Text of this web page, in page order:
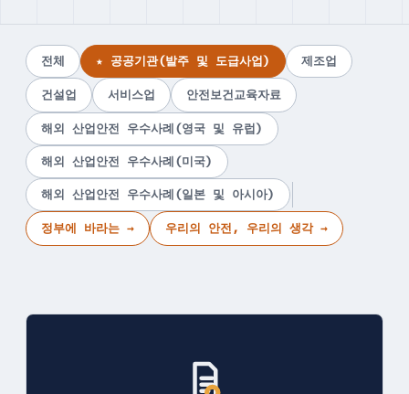
전체 ★ 공공기관(발주 및 도급사업) 제조업
건설업 서비스업 안전보건교육자료
해외 산업안전 우수사례(영국 및 유럽)
해외 산업안전 우수사례(미국)
해외 산업안전 우수사례(일본 및 아시아)
정부에 바라는 → 우리의 안전, 우리의 생각 →